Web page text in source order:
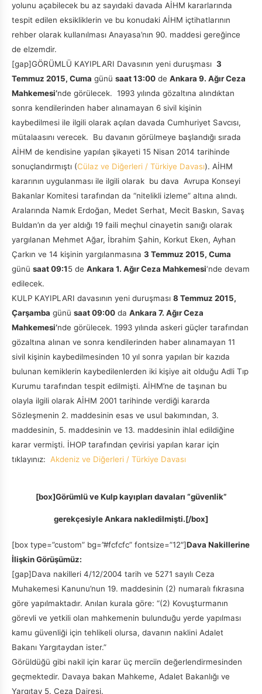
yolunu açabilecek bu az sayıdaki davada AİHM kararlarında
tespit edilen eksikliklerin ve bu konudaki AİHM içtihatlarının
rehber olarak kullanılması Anayasa’nın 90. maddesi gereğince
de elzemdir.
[gap]GÖRÜMLÜ KAYIPLARI Davasının yeni duruşması 3
Temmuz 2015, Cuma günü saat 13:00 de Ankara 9. Ağır Ceza
Mahkemesi’nde görülecek. 1993 yılında gözaltına alındıktan
sonra kendilerinden haber alınamayan 6 sivil kişinin
kaybedilmesi ile ilgili olarak açılan davada Cumhuriyet Savcısı,
mütalaasını verecek. Bu davanın görülmeye başlandığı sırada
AİHM de kendisine yapılan şikayeti 15 Nisan 2014 tarihinde
sonuçlandırmıştı (Cülaz ve Diğerleri / Türkiye Davası). AİHM
kararının uygulanması ile ilgili olarak bu dava Avrupa Konseyi
Bakanlar Komitesi tarafından da “nitelikli izleme” altına alındı.
Aralarında Namık Erdoğan, Medet Serhat, Mecit Baskın, Savaş
Buldan’ın da yer aldığı 19 faili meçhul cinayetin sanığı olarak
yargılanan Mehmet Ağar, İbrahim Şahin, Korkut Eken, Ayhan
Çarkın ve 14 kişinin yargılanmasına 3 Temmuz 2015, Cuma
günü saat 09:15 de Ankara 1. Ağır Ceza Mahkemesi‘nde devam
edilecek.
KULP KAYIPLARI davasının yeni duruşması 8 Temmuz 2015,
Çarşamba günü saat 09:00 da Ankara 7. Ağır Ceza
Mahkemesi’nde görülecek. 1993 yılında askeri güçler tarafından
gözaltına alınan ve sonra kendilerinden haber alınamayan 11
sivil kişinin kaybedilmesinden 10 yıl sonra yapılan bir kazıda
bulunan kemiklerin kaybedilenlerden iki kişiye ait olduğu Adli Tıp
Kurumu tarafından tespit edilmişti. AİHM’ne de taşınan bu
olayla ilgili olarak AİHM 2001 tarihinde verdiği kararda
Sözleşmenin 2. maddesinin esas ve usul bakımından, 3.
maddesinin, 5. maddesinin ve 13. maddesinin ihlal edildiğine
karar vermişti. İHOP tarafından çevirisi yapılan karar için
tıklayınız: Akdeniz ve Diğerleri / Türkiye Davası
[box]Görümlü ve Kulp kayıpları davaları “güvenlik”
gerekçesiyle Ankara nakledilmişti.[/box]
[box type=”custom” bg=”#fcfcfc” fontsize=”12″]Dava Nakillerine
İlişkin Görüşümüz:
[gap]Dava nakilleri 4/12/2004 tarih ve 5271 sayılı Ceza
Muhakemesi Kanunu’nun 19. maddesinin (2) numaralı fıkrasına
göre yapılmaktadır. Anılan kurala göre: “(2) Kovuşturmanın
görevli ve yetkili olan mahkemenin bulunduğu yerde yapılması
kamu güvenliği için tehlikeli olursa, davanın naklini Adalet
Bakanı Yargıtaydan ister.”
Görüldüğü gibi nakil için karar üç merciin değerlendirmesinden
geçmektedir. Davaya bakan Mahkeme, Adalet Bakanlığı ve
Yargıtay 5. Ceza Dairesi.